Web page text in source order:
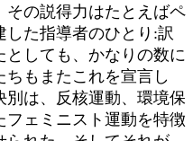
その説得力はたとえばペ
した指導者のひとり:訳
しても、かなりの数に
もまたこれを宣言し
は、反核運動、環境保
ェミニスト運動を特徴